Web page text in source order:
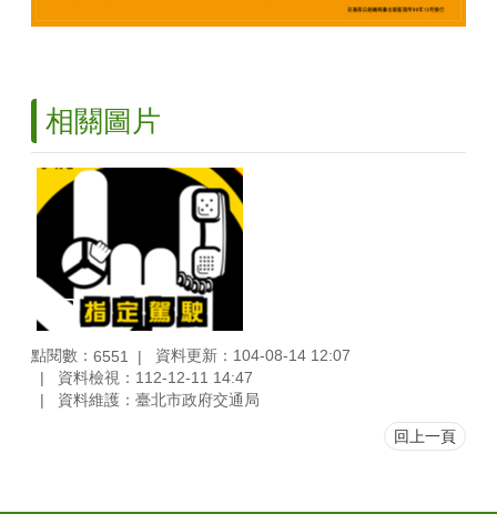
相關圖片
點閱數： 6551
資料更新：104-08-14 12:07
資料檢視：112-12-11 14:47
資料維護：臺北市政府交通局
回上一頁